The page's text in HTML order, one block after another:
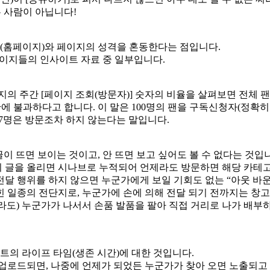
사람이 아닙니다!
페이지)와 페이지의 성격을 혼동한다는 점입니다.
지들의 인사이트 자료 중 일부입니다.
주간 [페이지 조회(방문자)] 숫자의 비율을 살펴보면 전체
불과하다고 합니다. 이 말은 100명의 팬을 구독신청자(정확
은 방문조차 하지 않는다는 말입니다.
뜨면 보이는 것이고, 안 뜨면 보고 싶어도 볼 수 없다는 것
을 올리면 시나브로 누적되어 언제라도 방문하면 해당 카테
행위를 하지 않으면 누군가에게 보일 기회도 없는 “아웃 바
종의 전단지로, 누군가에 손에 의해 전달 되기 전까지는 창
) 누군가가 나서서 손품 발품을 팔아 직접 거리로 나가 배
의 라이프 타임(생존 시간)에 대한 것입니다.
드되면, 나중에 언제가 되었든 누군가가 찾아 오면 노출되